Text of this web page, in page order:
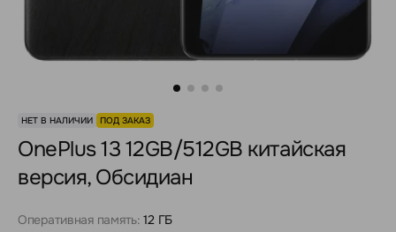
НЕТ В НАЛИЧИИ ПОД ЗАКАЗ
OnePlus 13 12GB/512GB китайская
версия, Обсидиан
Оперативная память: 12 ГБ